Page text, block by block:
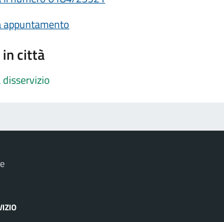
appuntamento
città
disservizio